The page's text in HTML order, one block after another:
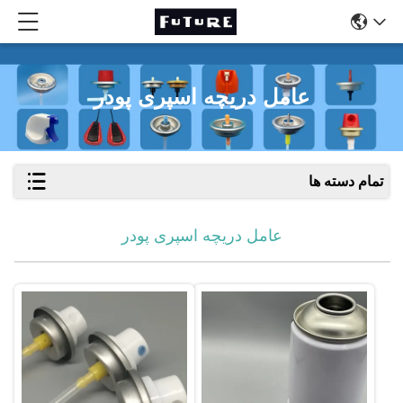
عامل دریچه اسپری پودر
تمام دسته ها
عامل دریچه اسپری پودر